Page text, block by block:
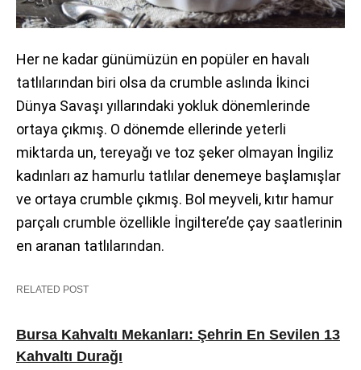
Her ne kadar günümüzün en popüler en havalı
tatlılarından biri olsa da crumble aslında İkinci
Dünya Savaşı yıllarındaki yokluk dönemlerinde
ortaya çıkmış. O dönemde ellerinde yeterli
miktarda un, tereyağı ve toz şeker olmayan İngiliz
kadınları az hamurlu tatlılar denemeye başlamışlar
ve ortaya crumble çıkmış. Bol meyveli, kıtır hamur
parçalı crumble özellikle İngiltere’de çay saatlerinin
en aranan tatlılarından.
RELATED POST
Bursa Kahvaltı Mekanları: Şehrin En Sevilen 13
Kahvaltı Durağı